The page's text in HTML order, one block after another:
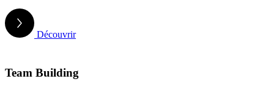
Découvrir
Team Building